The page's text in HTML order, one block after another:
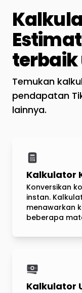
terbaik
Temukan
pendapatan
lainnya.
Kalkulator
Konversikan
instan.
menawarkan
beberapa
Kalkulator